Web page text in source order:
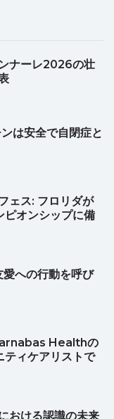
ナーレ2026の壮
は安全で自閉症と
ェス: フロリダが
オンシップに備
への行動を呼び
Healthの
ティケアリストで
おける認識の未来